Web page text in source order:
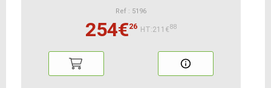
Ref : 5196
254€26 HT:211€88